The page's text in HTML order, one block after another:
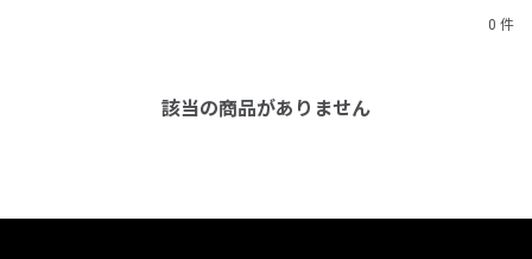
0 件
該当の商品がありません